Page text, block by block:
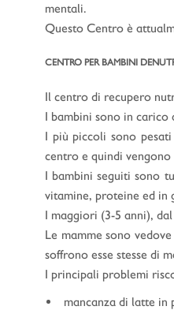
mentali.
Questo Centro è
CENTRO PER BAMBINI
Il centro di recupero
I bambini sono in
I più piccoli sono
centro e quindi
I bambini seguiti sono
vitamine, proteine ed in
I maggiori (3-5 anni),
Le mamme sono
soffrono esse stesse di
I principali problemi
mancanza di latte